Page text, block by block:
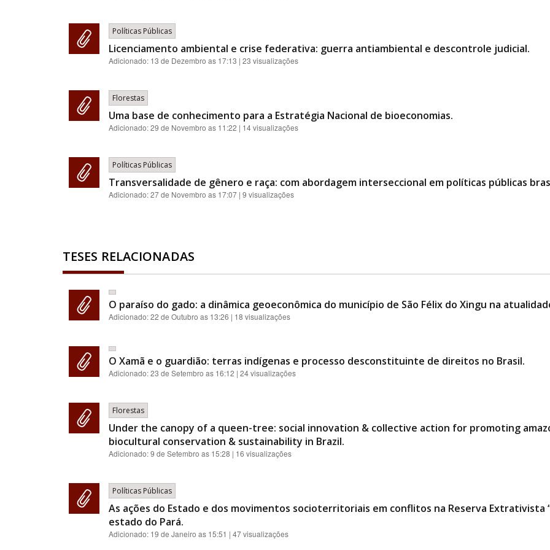
Políticas Públicas
Licenciamento ambiental e crise federativa: guerra antiambiental e descontrole judicial.
Adicionado: 13 de Dezembro as 17:13 | 23 visualizações
Florestas
Uma base de conhecimento para a Estratégia Nacional de bioeconomias.
Adicionado:29 de Novembro as 11:22 | 14 visualizações
Políticas Públicas
Transversalidade de gênero e raça: com abordagem interseccional em políticas públicas
Adicionado:27 de Novembro as 17:07 | 9 visualizações
TESES RELACIONADAS
O paraíso do gado: a dinâmica geoeconômica do município de São Félix do Xingu na
Adicionado:22 de Outubro as 13:26 | 18 visualizações
O Xamã e o guardião: terras indígenas e processo desconstituinte de direitos no Brasil.
Adicionado:23 de Setembro as 16:12 | 24 visualizações
Florestas
Under the canopy of a queen-tree: social innovation & collective action for promoting
biocultural conservation & sustainability in Brazil.
Adicionado:9 de Setembro as 15:28 | 16 visualizações
Políticas Públicas
As ações do Estado e dos movimentos socioterritoriais em conflitos na Reserva Extrativista
estado do Pará.
Adicionado: 19 de Janeiro as 15:51 | 47 visualizações